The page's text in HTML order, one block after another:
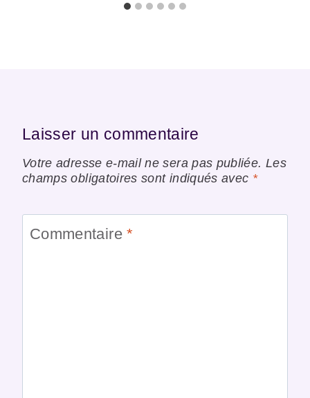
Laisser un commentaire
Votre adresse e-mail ne sera pas publiée. Les
champs obligatoires sont indiqués avec *
Commentaire*